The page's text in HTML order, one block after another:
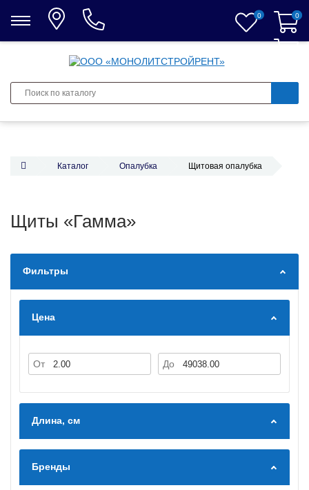
0 0
0
Каталог Опалубка Щитовая опалубка
Щиты «Гамма»
Фильтры
Цена
От До
Длина, см
Бренды